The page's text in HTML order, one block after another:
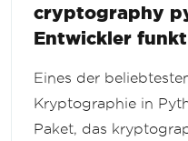
cryptography
Entwickler
Eines der
Kryptographie in
Paket, das